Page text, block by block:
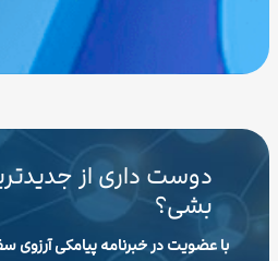
دوست داری از
بشی؟
با عضویت در خبرنامه پیامکی آرزوی